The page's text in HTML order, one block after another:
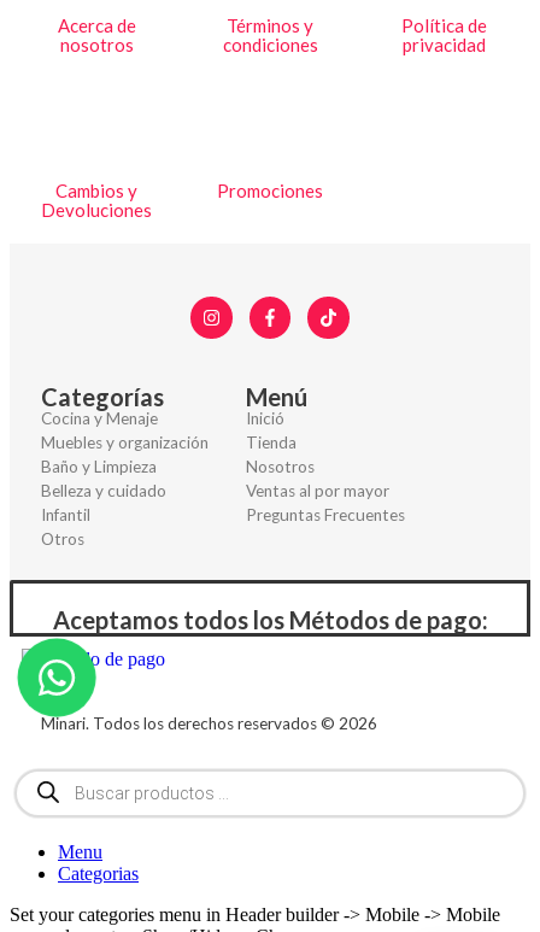
Acerca de
nosotros
Términos y
condiciones
Política de
privacidad
Cambios y
Devoluciones
Promociones
Categorías
Cocina y Menaje
Muebles y organización
Baño y Limpieza
Belleza y cuidado
Infantil
Otros
Menú
Inició
Tienda
Nosotros
Ventas al por mayor
Preguntas Frecuentes
Aceptamos todos los Métodos de pago:
Minari. Todos los derechos reservados © 2026
Menu
Categorias
Set your categories menu in Header builder -> Mobile -> Mobile